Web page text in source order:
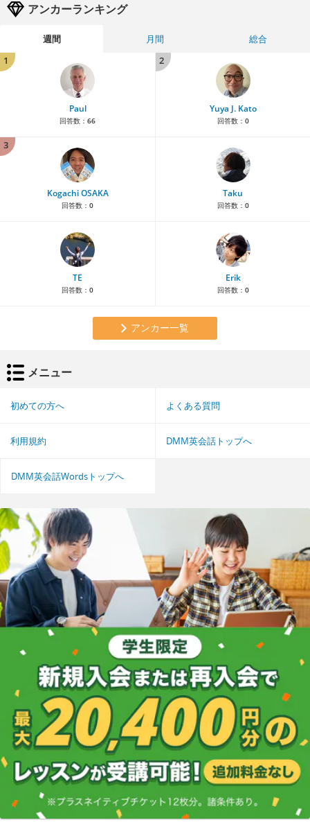
アンカーランキング
週間 月間
総合
1
Paul
回答数： 66
2
Yuya J. Kato
回答数： 0
3
Kogachi OSAKA
回答数： 0
Taku
回答数： 0
TE
回答数： 0
Erik
回答数： 0
アンカー一覧
メニュー
初めての方へ よくある質問
利用規約 DMM英会話トップへ
DMM英会話Wordsトップへ